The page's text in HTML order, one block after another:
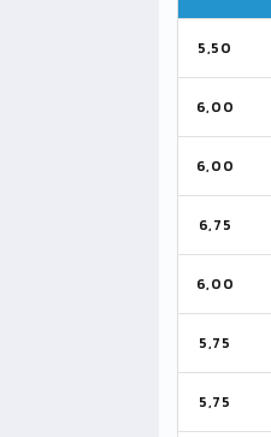
5,50
6,00
6,00
6,75
6,00
5,75
5,75